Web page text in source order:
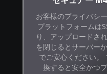
お客様のプライバシ
プラットフォームは
り、アップロードさ
を閉じるとサーバー
でご安心ください。
換すると安全かつ